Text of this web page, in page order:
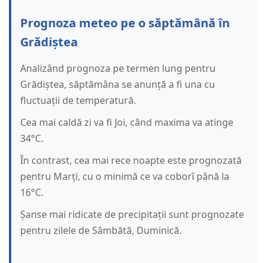
Prognoza meteo pe o săptămână în
Grădiștea
Analizând prognoza pe termen lung pentru
Grădiștea, săptămâna se anunță a fi una cu
fluctuații de temperatură.
Cea mai caldă zi va fi Joi, când maxima va atinge
34°C.
În contrast, cea mai rece noapte este prognozată
pentru Marți, cu o minimă ce va coborî până la
16°C.
Șanse mai ridicate de precipitații sunt prognozate
pentru zilele de Sâmbătă, Duminică.